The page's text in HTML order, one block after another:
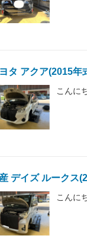
ヨタ アクア(2015
こんに
デイズ ルークス
こんに